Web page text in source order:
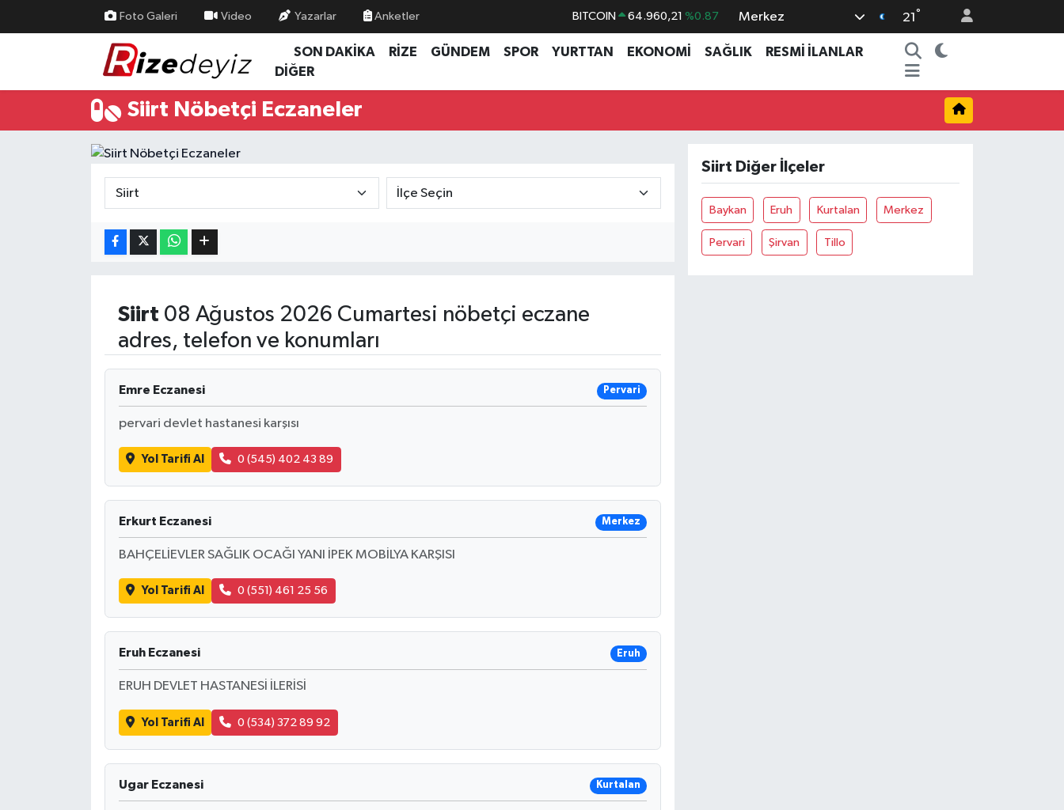
Foto Galeri Video Yazarlar Anketler BITCOIN 64.960,21 %0.87
DOLAR 47,7436 %0.18
GRAM ALTIN 6660.55 %0.03
%-14
Merkez 21 °
SON DAKİKA RİZE GÜNDEM SPOR YURTTAN EKONOMİ SAĞLIK
RESMİ İLANLAR
DİĞER
Siirt Nöbetçi Eczaneler
Siirt 08 Ağustos 2026 Cumartesi nöbetçi eczane
adres, telefon ve konumları
Emre Eczanesi Pervari
pervari devlet hastanesi karşısı
Yol Tarifi Al 0 (545) 402 43 89
Erkurt Eczanesi Merkez
BAHÇELİEVLER SAĞLIK OCAĞI YANI İPEK MOBİLYA KARŞISI
Yol Tarifi Al 0 (551) 461 25 56
Eruh Eczanesi Eruh
ERUH DEVLET HASTANESİ İLERİSİ
Yol Tarifi Al 0 (534) 372 89 92
Ugar Eczanesi Kurtalan
Siirt Diğer İlçeler
Baykan Eruh Kurtalan Merkez
Pervari Şirvan Tillo
Gündem
Rize Nöbetçi Eczaneler
Rize Hava Durumu
Süper Lig Puan Durumu ve Fikstür